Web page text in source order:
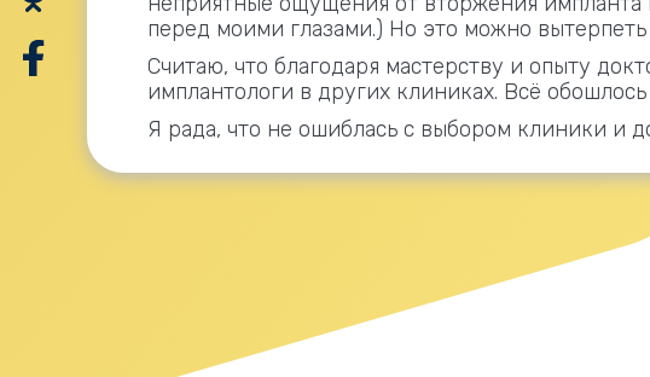
перед моими глазами.) Но это можно
Считаю, что благодаря мастерству и опыту
имплантологи в других клиниках. Всё
Я рада, что не ошиблась с выбором клиники и